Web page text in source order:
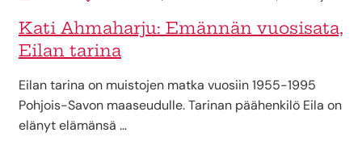
Kati Ahmaharju: Emännän vuosisata,
Eilan tarina
Eilan tarina on muistojen matka vuosiin 1955-1995
Pohjois-Savon maaseudulle. Tarinan päähenkilö Eila on
elänyt elämänsä …